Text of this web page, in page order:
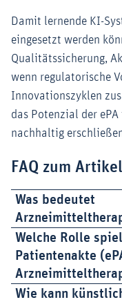
Damit lernende KI-
eingesetzt werden
Qualitätssicherung,
wenn regulatorische
Innovationszyklen
das Potenzial der
nachhaltig
FAQ zum Artikel
Was bedeutet
Welche Rolle
Patientenakte
Wie kann